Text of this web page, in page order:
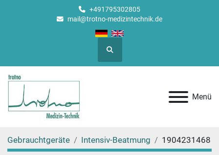
+491795302805
mail@trotno-medizintechnik.de
Suche
Menü
Gebrauchtgeräte Intensiv-Beatmung 1904231468